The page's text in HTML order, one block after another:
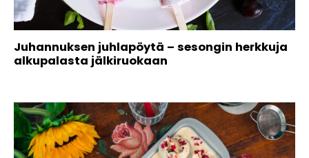
Juhannuksen juhlapöytä – sesongin herkkuja
alkupalasta jälkiruokaan